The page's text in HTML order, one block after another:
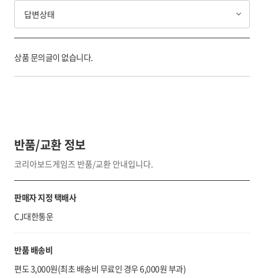
답변상태
상품 문의글이 없습니다.
반품/교환 정보
코리아보드게임즈 반품/교환 안내입니다.
판매자 지정 택배사
CJ대한통운
반품 배송비
편도 3,000원(최초 배송비 무료인 경우 6,000원 부과)